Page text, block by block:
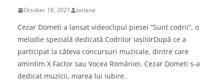
October 18, 2021 tatiana
Cezar Dometi a lansat videoclipul piesei “Sunt codrii”, o
melodie specială dedicată Codrilor IașilorDupă ce a
participat la câteva concursuri muzicale, dintre care
amintim X Factor sau Vocea României, Cezar Dometi s-a
dedicat muzicii, marea lui iubire.